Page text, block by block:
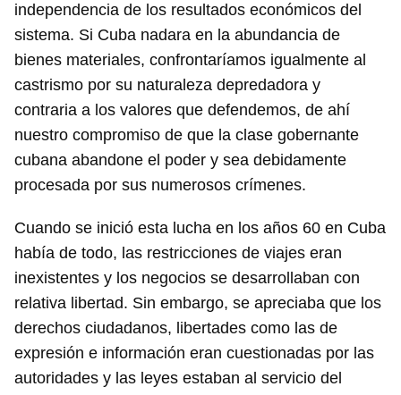
independencia de los resultados económicos del
sistema. Si Cuba nadara en la abundancia de
bienes materiales, confrontaríamos igualmente al
castrismo por su naturaleza depredadora y
contraria a los valores que defendemos, de ahí
nuestro compromiso de que la clase gobernante
cubana abandone el poder y sea debidamente
procesada por sus numerosos crímenes.
Cuando se inició esta lucha en los años 60 en Cuba
había de todo, las restricciones de viajes eran
inexistentes y los negocios se desarrollaban con
relativa libertad. Sin embargo, se apreciaba que los
derechos ciudadanos, libertades como las de
expresión e información eran cuestionadas por las
autoridades y las leyes estaban al servicio del